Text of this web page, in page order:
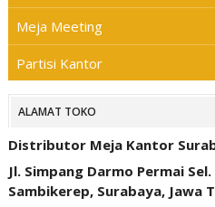
Meja Meeting
Partisi Kantor
ALAMAT TOKO
Distributor Meja Kantor
Jl. Simpang Darmo Permai
Sambikerep, Surabaya, Jawa